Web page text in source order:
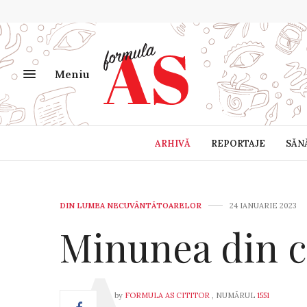
Meniu
ARHIVĂ REPORTAJE
DIN LUMEA NECUVÂNTĂTOARELOR 24 IANUARIE 2023
Minunea din
by FORMULA AS CITITOR , NUMĂRUL 1551